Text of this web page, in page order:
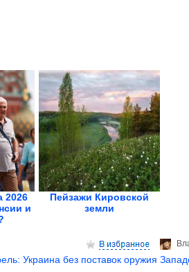
2026
и
Пейзажи Кировской
земли
Украина без поставок оружия